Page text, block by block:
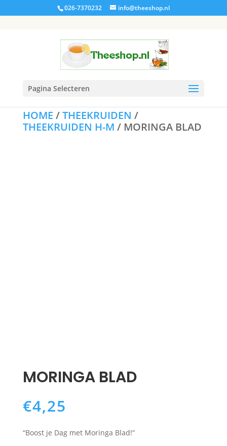
026-7370232 info@theeshop.nl
Pagina Selecteren
HOME /THEEKRUIDEN /
THEEKRUIDEN H-M / MORINGA BLAD
MORINGA BLAD
€4,25
“Boost je Dag met Moringa Blad!”